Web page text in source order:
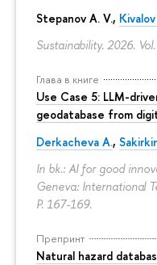
Stepanov A. V.,
Sustainability. 2026.
Глава в книге
Use Case 5: LLM-
geodatabase from
Derkacheva A.,
In bk.: AI for good
Geneva: International
P. 167-169.
Препринт
Natural hazard